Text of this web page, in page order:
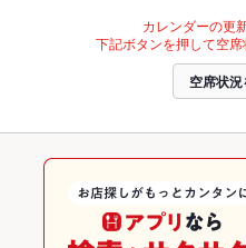
カレンダーの更
下記ボタンを押して空席
空席状